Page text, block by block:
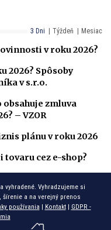
3 Dni Týždeň Mesiac
v roku 2026?
2026? Spôsoby
v s.r.o.
obsahuje zmluva
– VZOR
plánu v roku 2026
cez e-shop?
vyhradené. Vyhradzujeme si
a na verejný prenos
používania | Kontakt| GDPR -